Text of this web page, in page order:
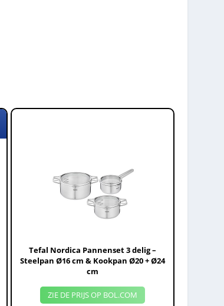
Tefal Nordica Pannenset 3 delig –
Steelpan Ø16 cm & Kookpan Ø20 + Ø24
cm
ZIE DE PRIJS OP BOL.COM